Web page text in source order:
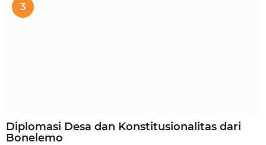
3
Diplomasi Desa dan Konstitusionalitas dari
Bonelemo